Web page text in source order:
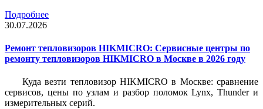
Подробнее
30.07.2026
Ремонт тепловизоров HIKMICRO: Сервисные центры по
ремонту тепловизоров HIKMICRO в Москве в 2026 году
Куда везти тепловизор HIKMICRO в Москве: сравнение
сервисов, цены по узлам и разбор поломок Lynx, Thunder и
измерительных серий.